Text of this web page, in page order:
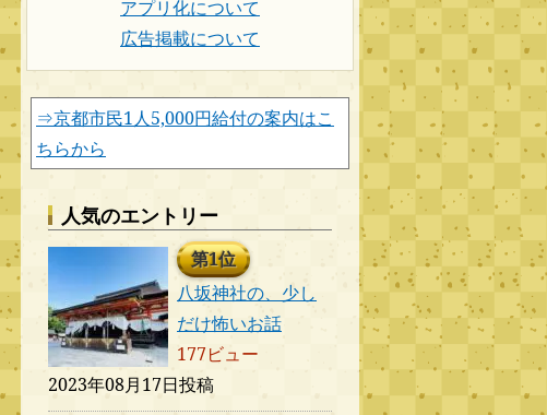
アプリ化について
広告掲載について
⇒京都市民1人5,000円給付の案内はこ
ちらから
人気のエントリー
第1位
八坂神社の、少し
だけ怖いお話
177ビュー
2023年08月17日投稿